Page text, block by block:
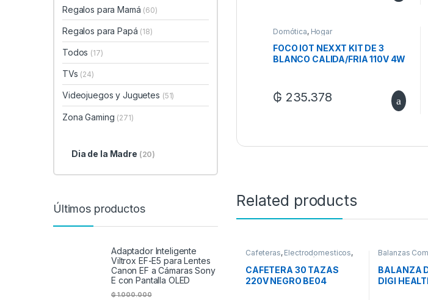
Domótica, Hogar
FOCO IOT NEXXT KIT DE 3
BLANCO CALIDA/FRIA 110V 4W
₲ 235.378
Related products
Cafeteras, Electrodomesticos,
Regalos para Mamá
CAFETERA 30 TAZAS
220V NEGRO BE04
Balanzas
para Mamá
BALANZA
DIGI
Regalos para Mamá (60)
Regalos para Papá (18)
Todos (17)
TVs (24)
Videojuegos y Juguetes (51)
Zona Gaming (271)
Dia de la Madre (20)
Últimos productos
Adaptador Inteligente
Viltrox EF-E5 para Lentes
Canon EF a Cámaras Sony
E con Pantalla OLED
₲1.000.000